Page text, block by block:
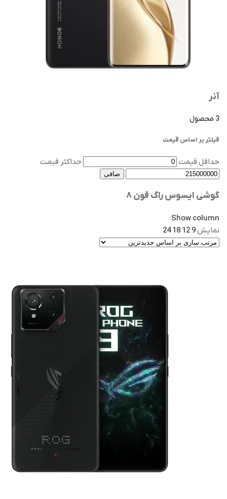
آنر
3 محصول
فیلتر بر اساس قیمت
حداقل قیمت حداكثر قيمت
صافی
گوشی ایسوس راگ فون ۸
Show column
نمایش9
12
18
24